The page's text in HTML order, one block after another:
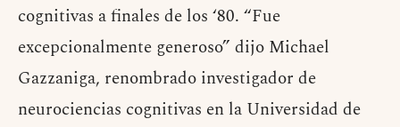
cognitivas a finales de los ‘80. “Fue
excepcionalmente generoso” dijo Michael
Gazzaniga, renombrado investigador de
neurociencias cognitivas en la Universidad de